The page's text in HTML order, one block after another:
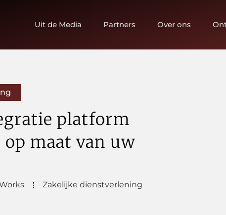
Uit de Media Partners Over ons
platform
maat van uw
Zakelijke dienstverlening